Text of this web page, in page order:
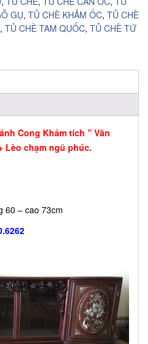
GỤ, TỦ CHÈ KHẢM ỐC, TỦ CHÈ
, TỦ CHÈ TAM QUỐC, TỦ CHÈ TỨ
Cong Khảm tích ” Văn
Lèo chạm ngũ phúc.
60 – cao 73cm